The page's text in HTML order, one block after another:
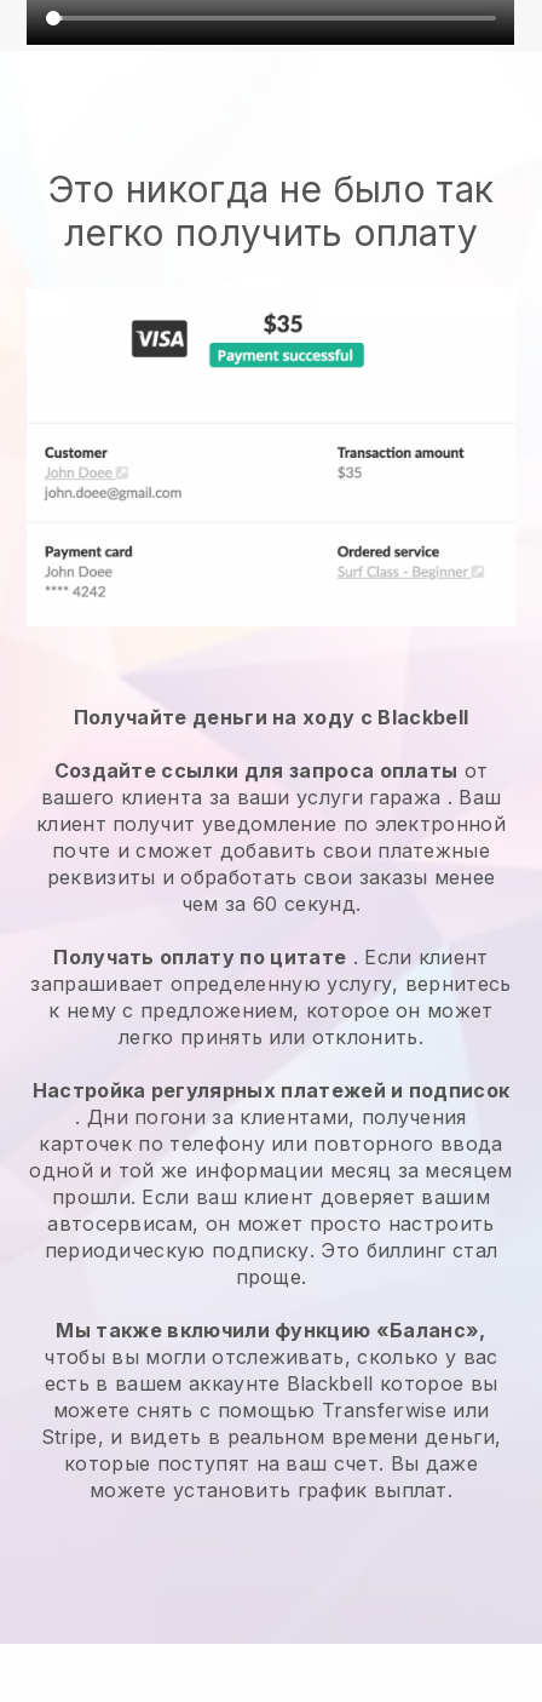
Это никогда не было так
легко получить оплату
Получайте деньги на ходу с Blackbell
Создайте ссылки для запроса оплаты от
вашего клиента за вашиуслуги гаража . Ваш
клиент получит уведомление по электронной
почте и сможет добавить свои платежные
реквизиты и обработать свои заказы менее
чем за 60 секунд.
Получать оплату по цитате . Если клиент
запрашивает определенную услугу, вернитесь
к нему с предложением, которое он может
легко принять или отклонить.
Настройка регулярных платежей и подписок
. Дни погони за клиентами, получения
карточек по телефону или повторного ввода
одной и той же информации месяц за месяцем
прошли. Если ваш клиент доверяет вашим
автосервисам, он может просто настроить
периодическую подписку. Это биллинг стал
проще.
Мы также включили функцию «Баланс»,
чтобы вы могли отслеживать, сколько у вас
есть в вашем аккаунте Blackbell которое вы
можете снять с помощью Transferwise или
Stripe, и видеть в реальном времени деньги,
которые поступят на ваш счет. Вы даже
можете установить график выплат.